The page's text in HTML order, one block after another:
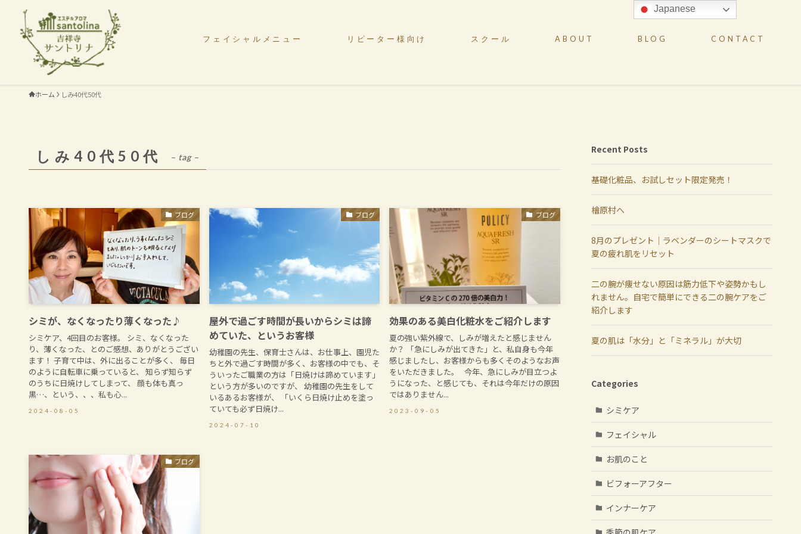
フェイシャルメニュー リピーター様向け スクール ABOUT BLOG CONTACT
ホーム しみ40代50代
しみ40代50代 – tag –
ブログ
シミが、なくなったり薄くなった♪
シミケア、4回目のお客様。 シミ、なくなった
り、薄くなった、とのご感想、ありがとうござい
ます！ 子育て中は、外に出ることが多く、 毎日
のように自転車に乗っていると、 知らず知らず
のうちに日焼けしてしまって、 顔も体も真っ
黒…、という、、、私も心...
2024-08-05
ブログ
屋外で過ごす時間が長いからシミは諦
めていた、というお客様
幼稚園の先生、保育士さんは、お仕事上、園児た
ちと外で過ごす時間が多く、お客様の中でも、そ
ういったご職業の方は「日焼けは諦めています」
という方が多いのですが、 幼稚園の先生をして
いるあるお客様が、 「いくら日焼け止めを塗っ
ていても必ず日焼け...
2024-07-10
ブログ
効果のある美白化粧水をご紹介します
夏の強い紫外線で、しみが増えたと感じません
か？ 「急にしみが出てきた」と、私自身も今年
感じましたし、お客様からも多くそのようなお声
をいただきました。 今年、急にしみが目立つよ
うになった、と感じても、それは今年だけの原因
ではありません...
2023-09-05
ブログ
Recent Posts
基礎化粧品、お試しセット限定発売！
檜原村へ
8月のプレゼント｜ラベンダーのシートマスクで
夏の疲れ肌をリセット
二の腕が痩せない原因は筋力低下や姿勢かもし
れません。自宅で簡単にできる二の腕ケアをご
紹介します
夏の肌は「水分」と「ミネラル」が大切
Categories
シミケア
フェイシャル
お肌のこと
ビフォーアフター
インナーケア
Japanese